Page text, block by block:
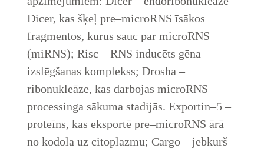
Dicer, kas šķeļ pre–microRNS īsākos
fragmentos, kurus sauc par microRNS
(miRNS); Risc – RNS inducēts gēna
izslēgšanas komplekss; Drosha –
ribonukleāze, kas darbojas microRNS
processinga sākuma stadijās. Exportin–5 –
proteīns, kas eksportē pre–microRNS ārā
no kodola uz citoplazmu; Cargo – jebkurš